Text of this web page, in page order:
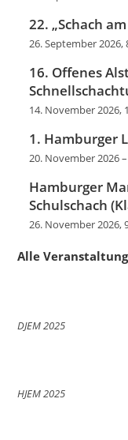
22. „Schach
26. September 2026,
16. Offenes
14. November 2026,
1. Hamburger
20. November 2026
Hamburger
Schulschach
26. November 2026,
Alle
DJEM 2025
HJEM 2025